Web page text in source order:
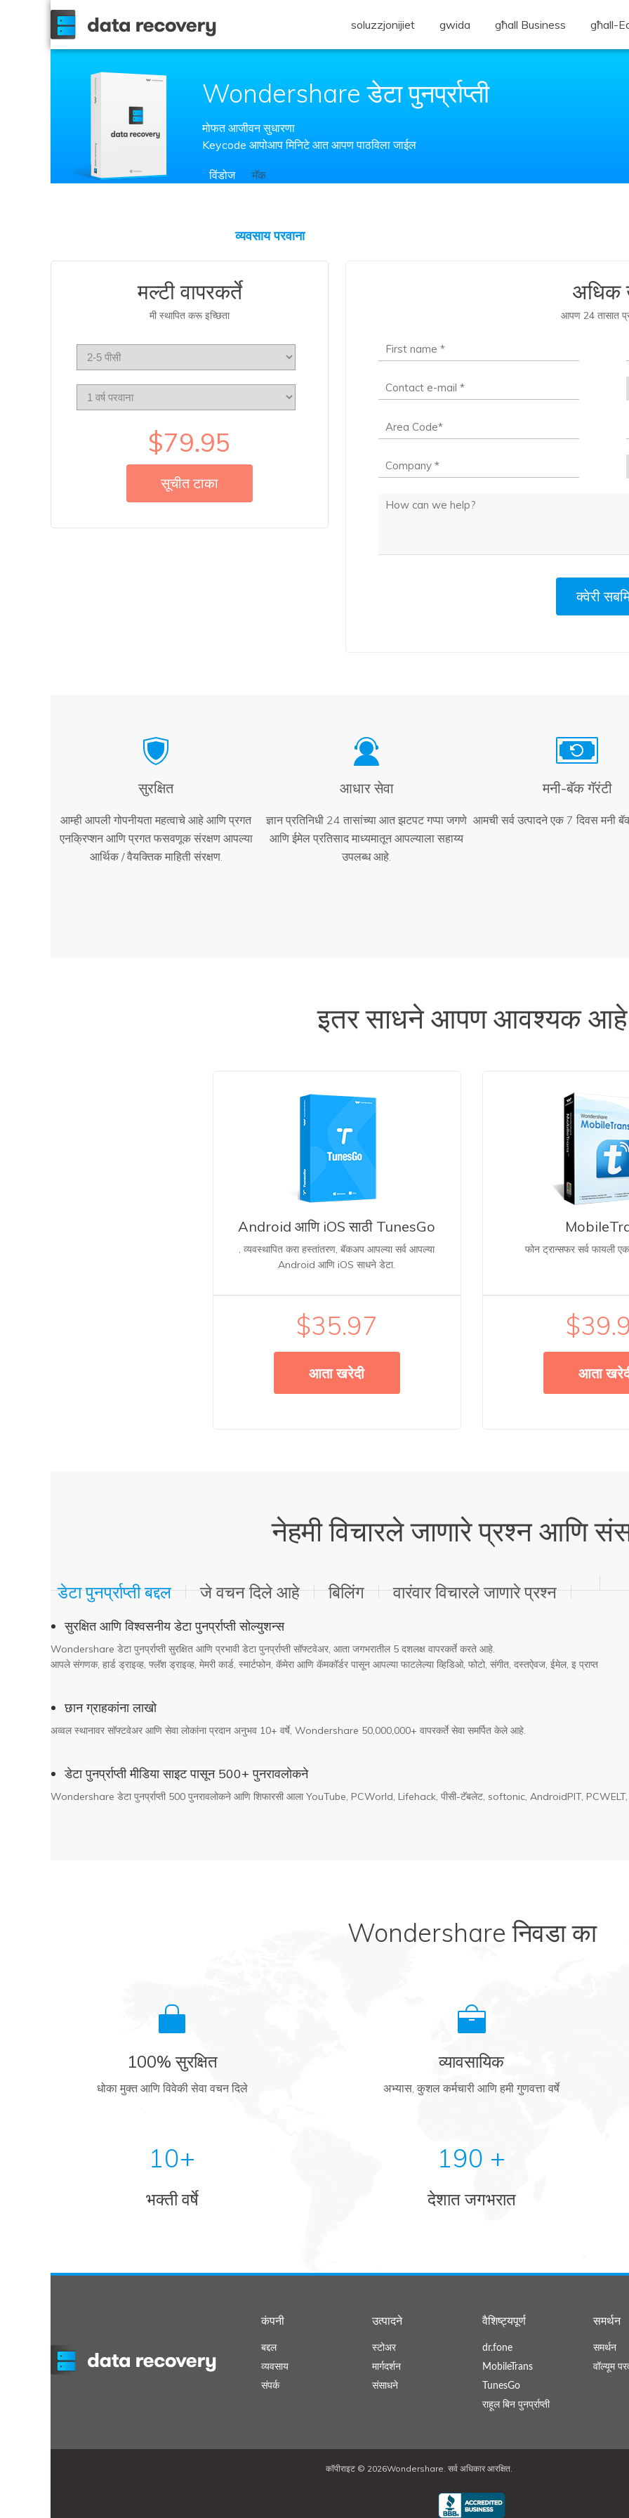
soluzzjonijiet gwida għall Business għall-
Wondershare डेटा पुनर्प्राप्ती
मोफत आजीवन सुधारणा
Keycode आपोआप मिनिटे आत आपण पाठविला जाईल
विंडोज मॅक
व्यवसाय परवाना
मल्टी वापरकर्ते
मी स्थापित करू इच्छिता
$79.95
सूचीत टाका
अधिक
आपण 24 तासात
क्वेरी
सुरक्षित
आम्ही आपली गोपनीयता महत्वाचे आहे आणि प्रगत
एनक्रिप्शन आणि प्रगत फसवणूक संरक्षण आपल्या
आर्थिक / वैयक्तिक माहिती संरक्षण.
आधार सेवा
ज्ञान प्रतिनिधी 24 तासांच्या आत झटपट गप्पा जगणे
आणि ईमेल प्रतिसाद माध्यमातून आपल्याला सहाय्य
उपलब्ध आहे.
मनी-बॅक गॅरंटी
आमची सर्व उत्पादने एक 7 दिवस मनी
इतर साधने आपण आवश्यक आहे
Android आणि iOS साठी TunesGo
, व्यवस्थापित करा हस्तांतरण, बॅकअप आपल्या सर्व आपल्या
Android आणि iOS साधने डेटा.
$35.97
आता खरेदी
फोन ट्रान्सफर सर्व फायली
आता
नेहमी विचारले जाणारे प्रश्न आणि
डेटा पुनर्प्राप्ती बद्दल जे वचन दिले आहे बिलिंग वारंवार विचारले जाणारे प्रश्न
सुरक्षित आणि विश्वसनीय डेटा पुनर्प्राप्ती सोल्युशन्स
Wondershare डेटा पुनर्प्राप्ती सुरक्षित आणि प्रभावी डेटा पुनर्प्राप्ती सॉफ्टवेअर, आता जगभरातील 5 दशलक्ष वापरकर्ते करते आहे.
आपले संगणक, हार्ड ड्राइव्ह, फ्लॅश ड्राइव्ह, मेमरी कार्ड, स्मार्टफोन, कॅमेरा आणि कॅमकॉर्डर पासून आपल्या फाटलेल्या व्हिडिओ, फोटो, संगीत, दस्तऐवज, ईमेल, इ प्राप्त
छान ग्राहकांना लाखो
अव्वल स्थानावर सॉफ्टवेअर आणि सेवा लोकांना प्रदान अनुभव 10+ वर्षे, Wondershare 50,000,000+ वापरकर्ते सेवा समर्पित केले आहे.
डेटा पुनर्प्राप्ती मीडिया साइट पासून 500+ पुनरावलोकने
Wondershare डेटा पुनर्प्राप्ती 500 पुनरावलोकने आणि शिफारसी आला YouTube, PCWorld, Lifehack, पीसी-टॅबलेट, softonic, AndroidPIT,
Wondershare निवडा का
100% सुरक्षित
धोका मुक्त आणि विवेकी सेवा वचन दिले
व्यावसायिक
अभ्यास, कुशल कर्मचारी आणि हमी गुणवत्ता वर्षे
10+
भक्ती वर्षे
190 +
देशात जगभरात
कंपनी
बद्दल
व्यवसाय
संपर्क
उत्पादने
स्टोअर
मार्गदर्शन
संसाधने
वैशिष्ट्यपूर्ण
dr.fone
MobileTrans
TunesGo
राहूल बिन पुनर्प्राप्ती
समर्थन
समर्थन
वॉल्यूम
कॉपीराइट © 2026Wondershare. सर्व अधिकार आरक्षित.